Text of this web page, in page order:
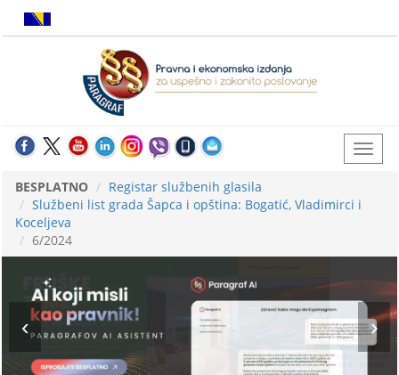
BESPLATNO
Registar službenih glasila
Službeni list grada Šapca i opština: Bogatić, Vladimirci i
Koceljeva
6/2024